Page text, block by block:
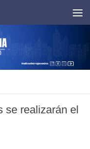
se realizarán el